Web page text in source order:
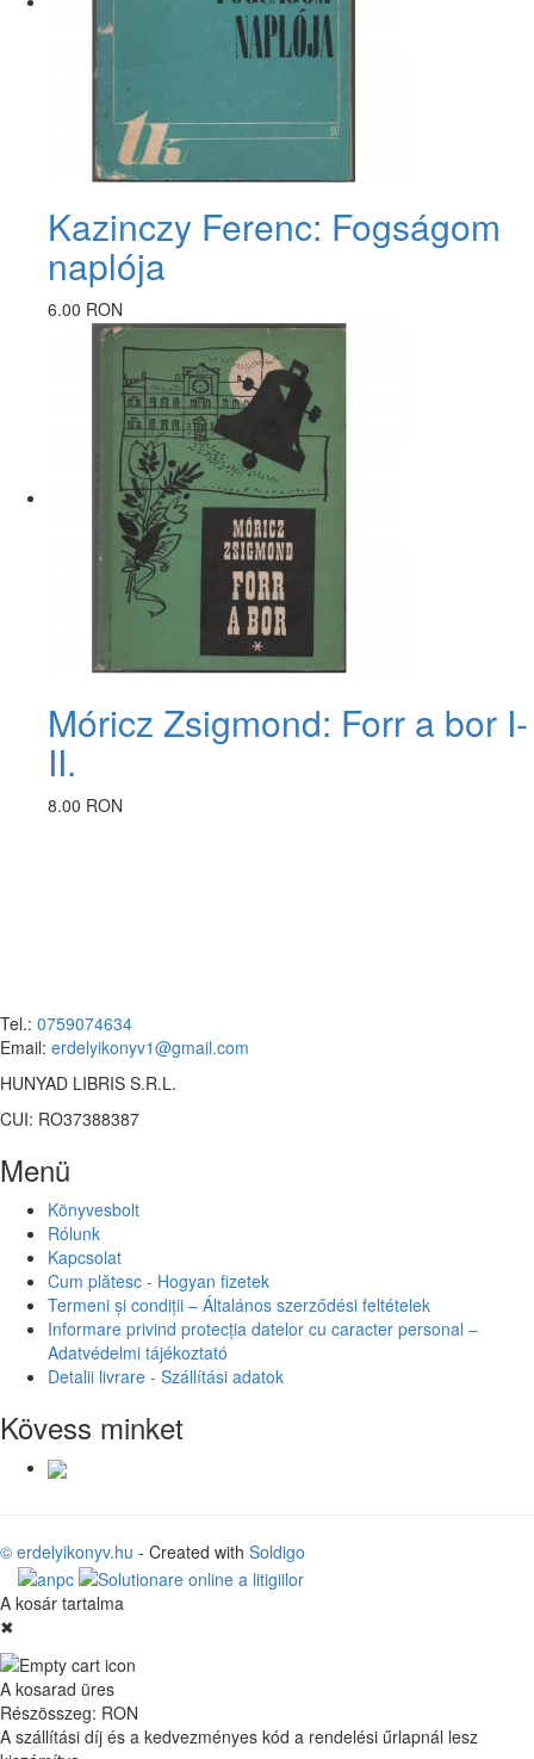
Kazinczy Ferenc: Fogságom
naplója
6.00 RON
Móricz Zsigmond: Forr a bor I-
II.
8.00 RON
Tel.: 0759074634
Email: erdelyikonyv1@gmail.com
HUNYAD LIBRIS S.R.L.
CUI: RO37388387
Menü
Könyvesbolt
Rólunk
Kapcsolat
Cum plătesc - Hogyan fizetek
Termeni și condiții – Általános szerződési feltételek
Informare privind protecția datelor cu caracter personal –
Adatvédelmi tájékoztató
Detalii livrare - Szállítási adatok
Kövess minket
© erdelyikonyv.hu - Created with Soldigo
A kosár tartalma
✖
A kosarad üres
Részösszeg: RON
A szállítási díj és a kedvezményes kód a rendelési űrlapnál lesz